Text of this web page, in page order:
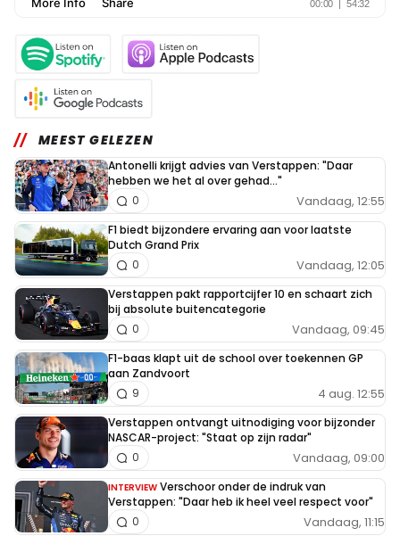
MEEST GELEZEN
Antonelli krijgt advies van Verstappen: "Daar
hebben we het al over gehad..."
Vandaag, 12:55
0
F1 biedt bijzondere ervaring aan voor laatste
Dutch Grand Prix
Vandaag, 12:05
0
Verstappen pakt rapportcijfer 10 en schaart zich
bij absolute buitencategorie
Vandaag, 09:45
0
F1-baas klapt uit de school over toekennen GP
aan Zandvoort
4 aug. 12:55
9
Verstappen ontvangt uitnodiging voor bijzonder
NASCAR-project: "Staat op zijn radar"
Vandaag, 09:00
0
INTERVIEW Verschoor onder de indruk van
Verstappen: "Daar heb ik heel veel respect voor"
Vandaag, 11:15
0